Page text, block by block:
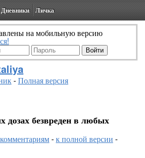
Дневники Личка
на мобильную версию
-Полная версия
дозах безвреден в любых
-к полной версии -